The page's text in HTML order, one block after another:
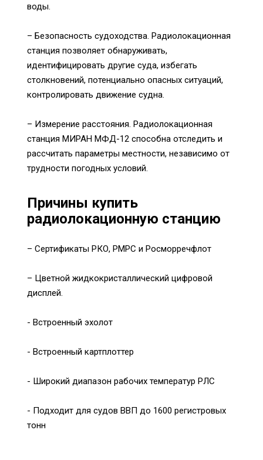
воды.
– Безопасность судоходства. Радиолокационная
станция позволяет обнаруживать,
идентифицировать другие суда, избегать
столкновений, потенциально опасных ситуаций,
контролировать движение судна.
– Измерение расстояния. Радиолокационная
станция МИРАН МФД-12 способна отследить и
рассчитать параметры местности, независимо от
трудности погодных условий.
Причины купить
радиолокационную станцию
– Сертификаты РКО, РМРС и Росморречфлот
– Цветной жидкокристаллический цифровой
дисплей.
- Встроенный эхолот
- Встроенный картплоттер
- Широкий диапазон рабочих температур РЛС
- Подходит для судов ВВП до 1600 регистровых
тонн